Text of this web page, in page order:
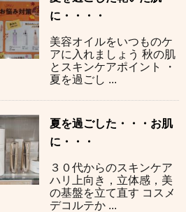
に・・・・
美容オイルをいつものケ
アに入れましょう 秋の肌
とスキンケアポイント ・
夏を過ごし ...
夏を過ごした・・・お肌
に・・・
３０代からのスキンケア
ハリ上向き，立体感，美
の基盤を立て直す コスメ
デコルテか ...